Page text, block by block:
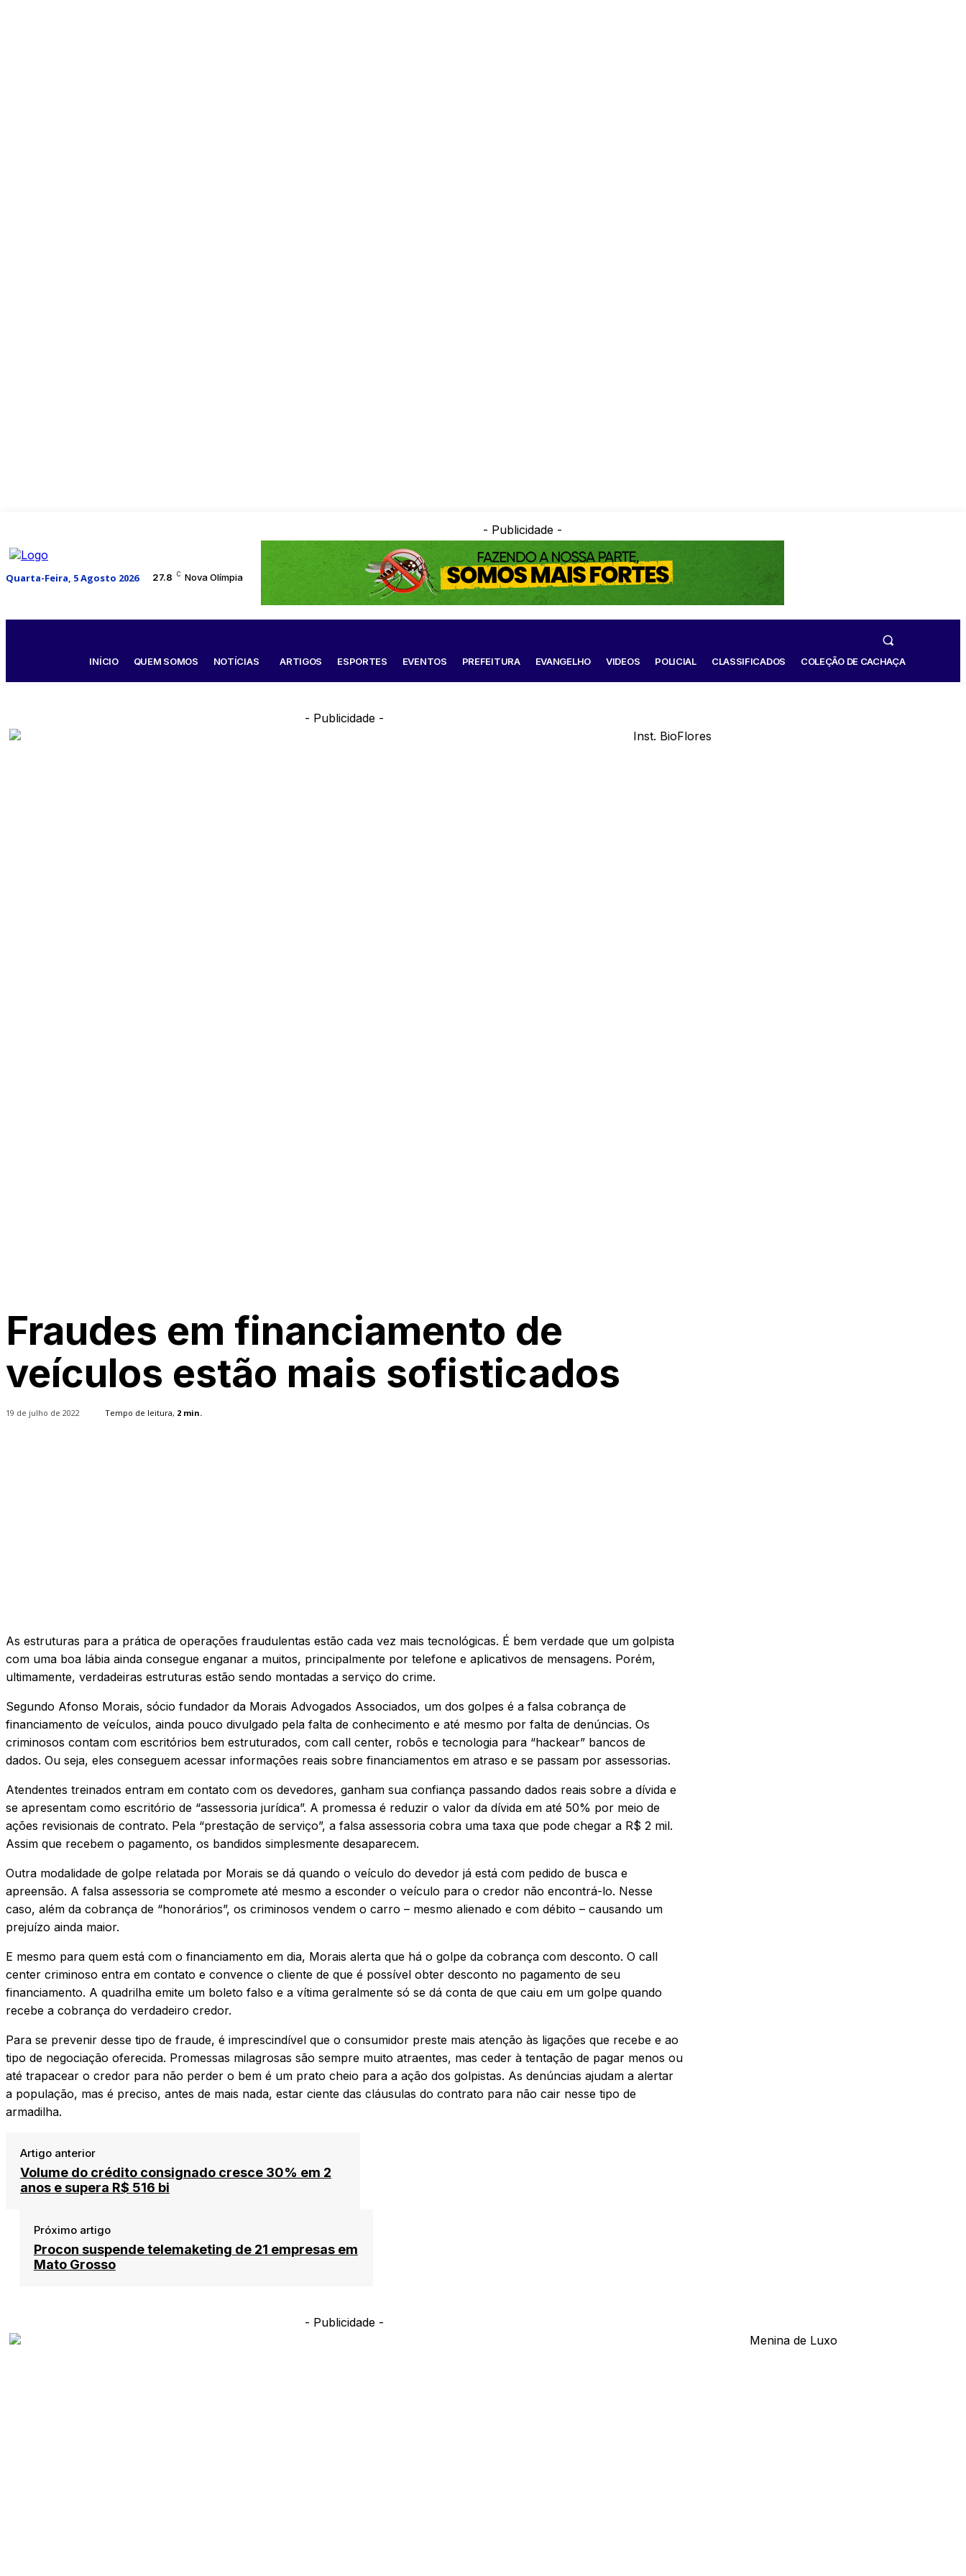
Quarta-Feira, 5 Agosto 2026 27.8 C Nova Olímpia
- Publicidade -
INÍCIO QUEM SOMOS NOTÍCIAS ARTIGOS ESPORTES EVENTOS PREFEITURA EVANGELHO VIDEOS POLICIAL CLASSIFICADOS COLEÇÃO DE CACHAÇA
- Publicidade -
Fraudes em financiamento de
veículos estão mais sofisticados
19 de julho de 2022 Tempo de leitura, 2 min.
As estruturas para a prática de operações fraudulentas estão cada vez mais tecnológicas. É bem verdade que um golpista
com uma boa lábia ainda consegue enganar a muitos, principalmente por telefone e aplicativos de mensagens. Porém,
ultimamente, verdadeiras estruturas estão sendo montadas a serviço do crime.
Segundo Afonso Morais, sócio fundador da Morais Advogados Associados, um dos golpes é a falsa cobrança de
financiamento de veículos, ainda pouco divulgado pela falta de conhecimento e até mesmo por falta de denúncias. Os
criminosos contam com escritórios bem estruturados, com call center, robôs e tecnologia para “hackear” bancos de
dados. Ou seja, eles conseguem acessar informações reais sobre financiamentos em atraso e se passam por assessorias.
Atendentes treinados entram em contato com os devedores, ganham sua confiança passando dados reais sobre a dívida e
se apresentam como escritório de “assessoria jurídica”. A promessa é reduzir o valor da dívida em até 50% por meio de
ações revisionais de contrato. Pela “prestação de serviço”, a falsa assessoria cobra uma taxa que pode chegar a R$ 2 mil.
Assim que recebem o pagamento, os bandidos simplesmente desaparecem.
Outra modalidade de golpe relatada por Morais se dá quando o veículo do devedor já está com pedido de busca e
apreensão. A falsa assessoria se compromete até mesmo a esconder o veículo para o credor não encontrá-lo. Nesse
caso, além da cobrança de “honorários”, os criminosos vendem o carro – mesmo alienado e com débito – causando um
prejuízo ainda maior.
E mesmo para quem está com o financiamento em dia, Morais alerta que há o golpe da cobrança com desconto. O call
center criminoso entra em contato e convence o cliente de que é possível obter desconto no pagamento de seu
financiamento. A quadrilha emite um boleto falso e a vítima geralmente só se dá conta de que caiu em um golpe quando
recebe a cobrança do verdadeiro credor.
Para se prevenir desse tipo de fraude, é imprescindível que o consumidor preste mais atenção às ligações que recebe e ao
tipo de negociação oferecida. Promessas milagrosas são sempre muito atraentes, mas ceder à tentação de pagar menos ou
até trapacear o credor para não perder o bem é um prato cheio para a ação dos golpistas. As denúncias ajudam a alertar
a população, mas é preciso, antes de mais nada, estar ciente das cláusulas do contrato para não cair nesse tipo de
armadilha.
Artigo anterior
Volume do crédito consignado cresce 30% em 2
anos e supera R$ 516 bi
Próximo artigo
Procon suspende telemaketing de 21 empresas em
Mato Grosso
- Publicidade -